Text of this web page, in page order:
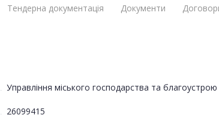
Тендерна документація Документи
Управління міського господарства та благоустрою
26099415